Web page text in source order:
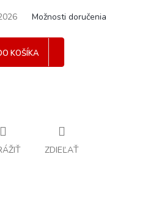
Možnosti doručenia
KOŠÍKA
ZDIEĽAŤ